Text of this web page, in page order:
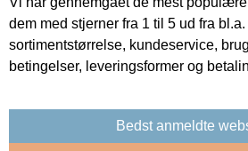
dem med stjerner fra 1 til 5 ud fra
sortimentstørrelse, kundeservice,
betingelser, leveringsformer og
Bedst anmeldte